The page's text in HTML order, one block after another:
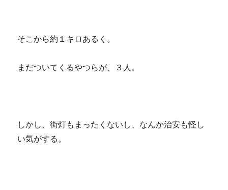
そこから約１キロあるく。
まだついてくるやつらが、３人。
しかし、街灯もまったくないし、なんか治安も怪し
い気がする。